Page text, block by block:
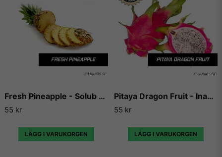
Fresh Pineapple - Solub Arome
55 kr
LÄGG I VARUKORGEN
Pitaya Dragon Fruit - Inawera
55 kr
LÄGG I VARUKORGEN
Vill du ha tips på blandningar och recept som du kan
använda dessa aromer till, så finns det en hel uppsjö av
hemsidor som enbart har dedikerat sig till att låta användare
lägga ut sina egna e-juice recept. Vi väljer dock att inte länka
vidare till några sådana recept då vi inte vill rekommendera
något recept på en e-juice vi själva inte har kunnat testa.